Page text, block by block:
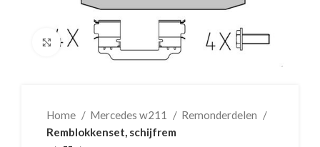
Klik voor vergroting
Home Mercedes w211
Remonderdelen
Remblokkenset, schijfrem